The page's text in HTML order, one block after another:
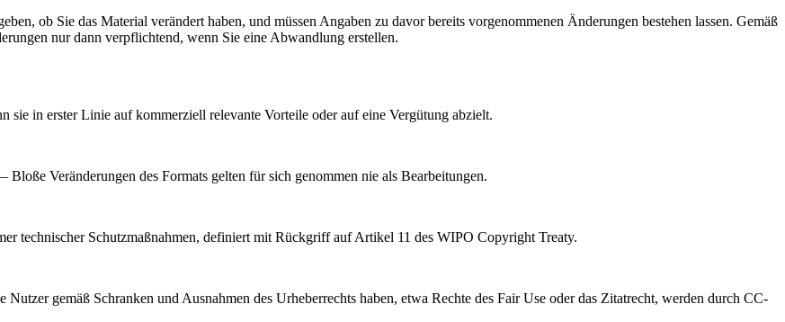
ob Sie das Material verändert haben, und müssen Angaben zu davor bereits vorgenommenen Änderungen bestehen lassen. Gemäß
nur dann verpflichtend, wenn Sie eine Abwandlung erstellen.
in erster Linie auf kommerziell relevante Vorteile oder auf eine Vergütung abzielt.
Bloße Veränderungen des Formats gelten für sich genommen nie als Bearbeitungen.
technischer Schutzmaßnahmen, definiert mit Rückgriff auf Artikel 11 des WIPO Copyright Treaty.
gemäß Schranken und Ausnahmen des Urheberrechts haben, etwa Rechte des Fair Use oder das Zitatrecht, werden durch CC-